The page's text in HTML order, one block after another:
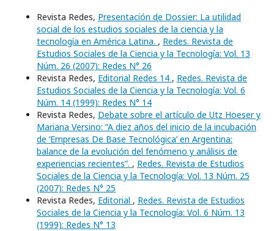
Revista Redes, Presentación de Dossier: La utilidad
social de los estudios sociales de la ciencia y la
tecnología en América Latina. , Redes. Revista de
Estudios Sociales de la Ciencia y la Tecnología: Vol. 13
Núm. 26 (2007): Redes N° 26
Revista Redes, Editorial Redes 14 , Redes. Revista de
Estudios Sociales de la Ciencia y la Tecnología: Vol. 6
Núm. 14 (1999): Redes N° 14
Revista Redes, Debate sobre el artículo de Utz Hoeser y
Mariana Versino: “A diez años del inicio de la incubación
de ‘Empresas De Base Tecnológica’ en Argentina:
balance de la evolución del fenómeno y análisis de
experiencias recientes”. , Redes. Revista de Estudios
Sociales de la Ciencia y la Tecnología: Vol. 13 Núm. 25
(2007): Redes N° 25
Revista Redes, Editorial , Redes. Revista de Estudios
Sociales de la Ciencia y la Tecnología: Vol. 6 Núm. 13
(1999): Redes N° 13